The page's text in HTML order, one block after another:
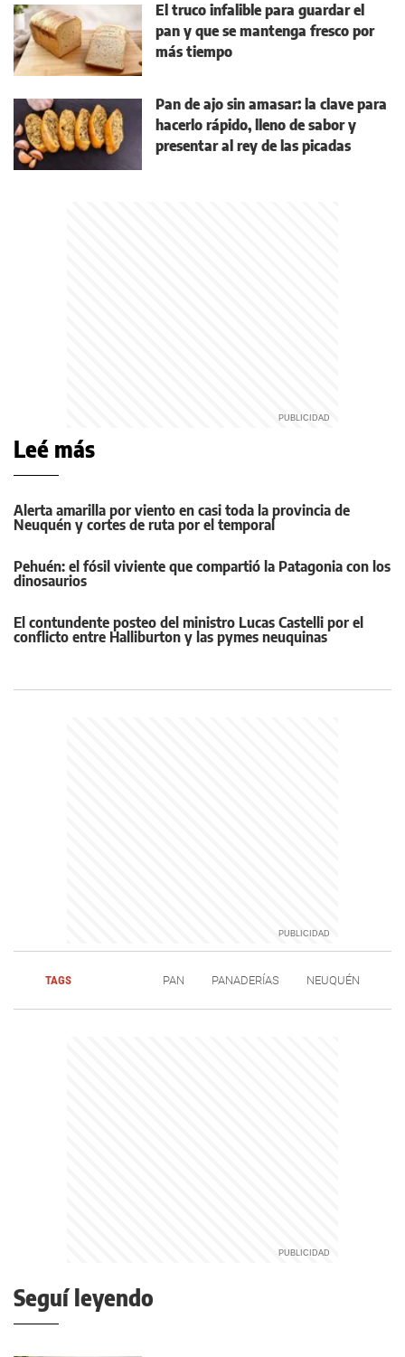
El truco infalible para guardar el
pan y que se mantenga fresco por
más tiempo
Pan de ajo sin amasar: la clave para
hacerlo rápido, lleno de sabor y
presentar al rey de las picadas
Leé más
Alerta amarilla por viento en casi toda la provincia de
Neuquén y cortes de ruta por el temporal
Pehuén: el fósil viviente que compartió la Patagonia con los
dinosaurios
El contundente posteo del ministro Lucas Castelli por el
conflicto entre Halliburton y las pymes neuquinas
TAGS PAN PANADERÍAS NEUQUÉN
Seguí leyendo